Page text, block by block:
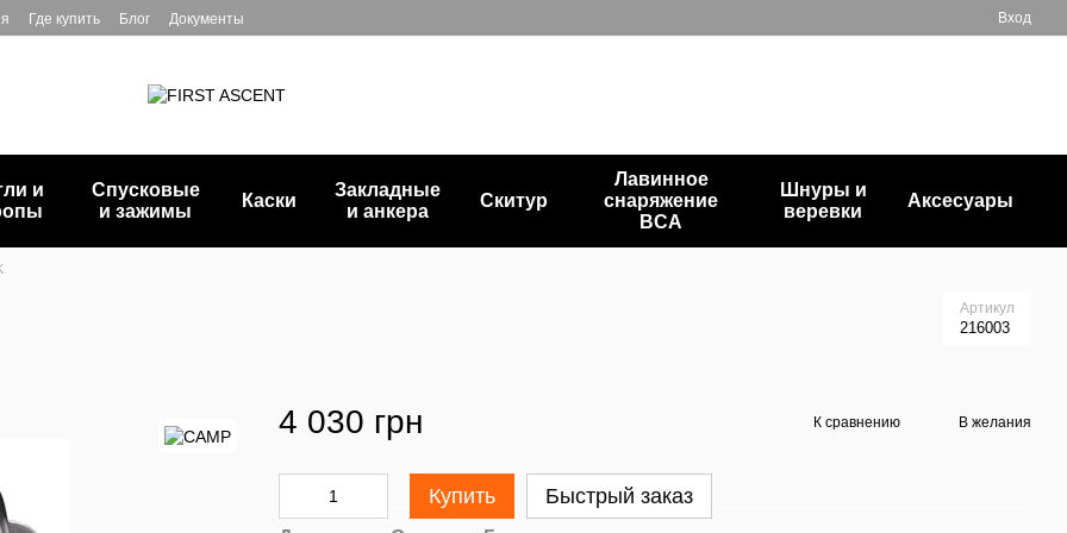
Где купить Блог Документы Вход
и
Спусковые
и зажимы
Каски
Закладные
и анкера
Скитур
Лавинное
снаряжение
BCA
Шнуры и
веревки
Аксесуары
Артикул
216003
4 030 грн К сравнению В желания
Купить Быстрый заказ